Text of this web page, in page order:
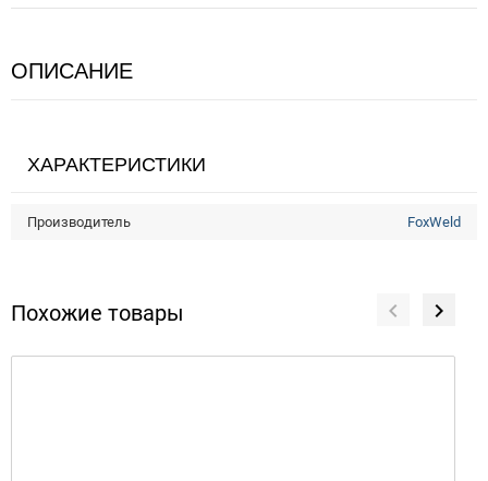
ОПИСАНИЕ
ХАРАКТЕРИСТИКИ
Производитель FoxWeld
Похожие товары